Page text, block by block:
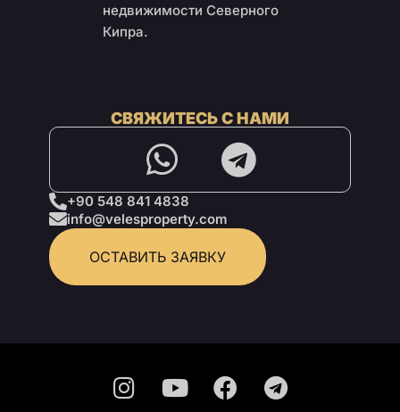
недвижимости Северного
Кипра.
СВЯЖИТЕСЬ С НАМИ
+90 548 841 4838
info@velesproperty.com
ОСТАВИТЬ ЗАЯВКУ